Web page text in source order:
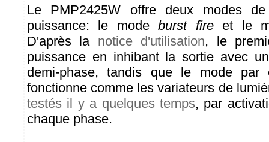
Le PMP2425W offre deux modes
puissance: le modeburst fireet le
D'après la notice d'utilisation, le
puissance en inhibant la sortie avec
demi-phase, tandis que le mode par
fonctionne comme les variateurs de
testés il y a quelques temps, par
chaque phase.